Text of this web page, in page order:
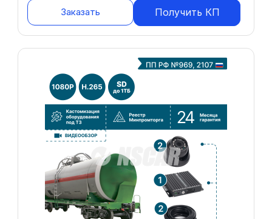
Заказать Получить КП